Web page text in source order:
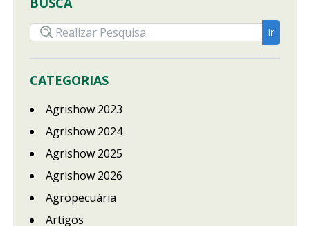
CATEGORIAS
Agrishow 2023
Agrishow 2024
Agrishow 2025
Agrishow 2026
Agropecuária
Artigos